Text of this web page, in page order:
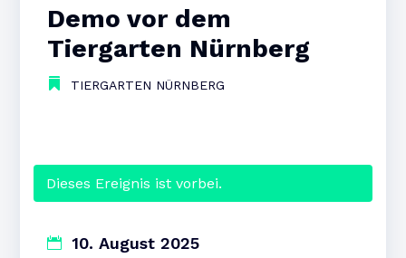
Demo vor dem
Tiergarten Nürnberg
TIERGARTEN NÜRNBERG
Dieses Ereignis ist vorbei.
10. August 2025